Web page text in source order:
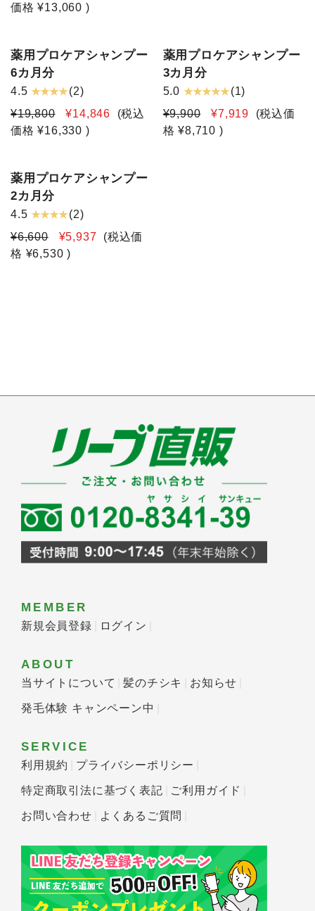
価格 ¥13,060 )
薬用プロケアシャンプー
6カ月分
4.5 ★ ★ ★ ★(2)
¥19,800
¥14,846
(税込
価格 ¥16,330 )
薬用プロケアシャンプー
3カ月分
5.0 ★ ★ ★ ★ ★(1)
¥9,900
¥7,919
(税込価
格 ¥8,710 )
薬用プロケアシャンプー
2カ月分
4.5 ★ ★ ★ ★(2)
¥6,600
¥5,937
(税込価
格 ¥6,530 )
MEMBER
新規会員登録 ログイン
ABOUT
当サイトについて 髪のチシキ お知らせ
発毛体験 キャンペーン中
SERVICE
利用規約 プライバシーポリシー
特定商取引法に基づく表記 ご利用ガイド
お問い合わせ よくあるご質問